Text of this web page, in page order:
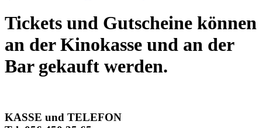
Tickets und Gutscheine können
an der Kinokasse und an der
Bar gekauft werden.
KASSE und TELEFON